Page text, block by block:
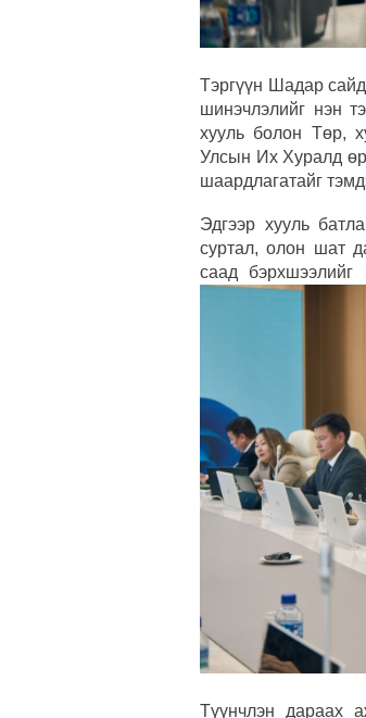
Тэргүүн Шадар
шинэчлэлийг нэн
хууль болон Төр,
Улсын Их Хуралд
шаардлагатайг
Эдгээр хууль
суртал, олон шат
саад бэрхшээлийг
Түүнчлэн дараах